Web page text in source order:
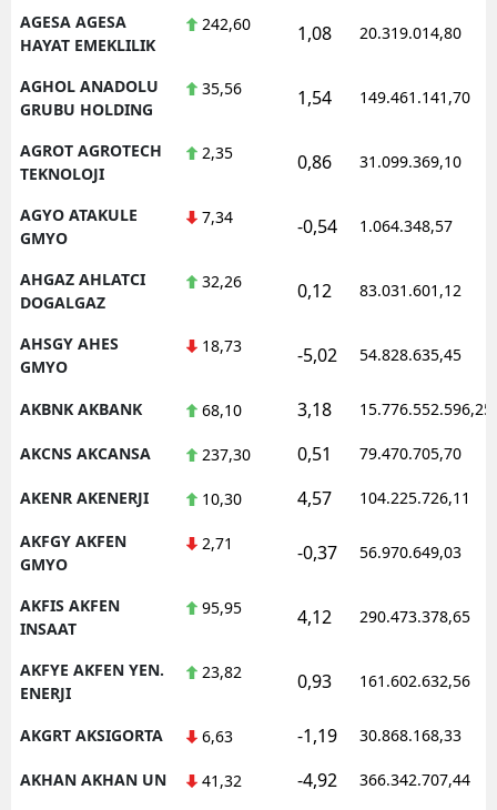
AGESA AGESA
HAYAT EMEKLILIK
242,60 1,08 20.319.014,80
AGHOL ANADOLU
GRUBU HOLDING
35,56 1,54 149.461.141,70
AGROT AGROTECH
TEKNOLOJI
2,35 0,86 31.099.369,10
AGYO ATAKULE
GMYO
7,34 -0,54 1.064.348,57
AHGAZ AHLATCI
DOGALGAZ
32,26 0,12 83.031.601,12
AHSGY AHES
GMYO
18,73 -5,02 54.828.635,45
AKBNK AKBANK 68,10 3,18 15.776.552.596,25
AKCNS AKCANSA 237,30 0,51 79.470.705,70
AKENR AKENERJI 10,30 4,57 104.225.726,11
AKFGY AKFEN
GMYO
2,71 -0,37 56.970.649,03
AKFIS AKFEN
INSAAT
95,95 4,12 290.473.378,65
AKFYE AKFEN YEN.
ENERJI
23,82 0,93 161.602.632,56
AKGRT AKSIGORTA 6,63 -1,19 30.868.168,33
AKHAN AKHAN UN 41,32 -4,92 366.342.707,44